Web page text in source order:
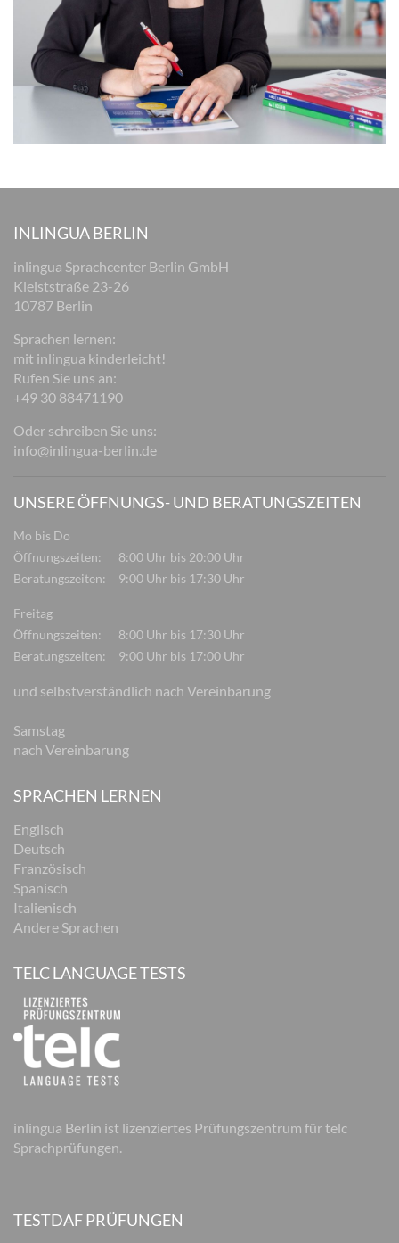
INLINGUA BERLIN
inlingua Sprachcenter Berlin GmbH
Kleiststraße 23-26
10787 Berlin
Sprachen lernen:
mit inlingua kinderleicht!
Rufen Sie uns an:
+49 30 88471190
Oder schreiben Sie uns:
info@inlingua-berlin.de
UNSERE ÖFFNUNGS- UND BERATUNGSZEITEN
Mo bis Do
Öffnungszeiten:
8:00 Uhr bis 20:00 Uhr
Beratungszeiten:
9:00 Uhr bis 17:30 Uhr
Freitag
Öffnungszeiten:
8:00 Uhr bis 17:30 Uhr
Beratungszeiten:
9:00 Uhr bis 17:00 Uhr
und selbstverständlich nach Vereinbarung
Samstag
nach Vereinbarung
SPRACHEN LERNEN
Englisch
Deutsch
Französisch
Spanisch
Italienisch
Andere Sprachen
TELC LANGUAGE TESTS
inlingua Berlin ist lizenziertes Prüfungszentrum für telc
Sprachprüfungen.
TESTDAF PRÜFUNGEN